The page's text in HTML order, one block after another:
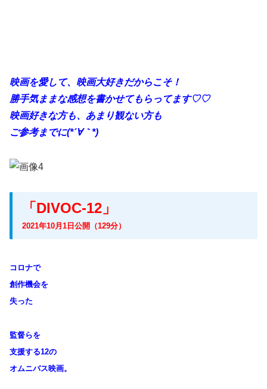
映画を愛して、映画大好きだからこそ！
勝手気ままな感想を書かせてもらってます♡♡
映画好きな方も、あまり観ない方も
ご参考までに(*´∀｀*)
「DIVOC-12」
2021年10月1日公開（129分）
コロナで
創作機会を
失った
監督らを
支援する12の
オムニバス映画。